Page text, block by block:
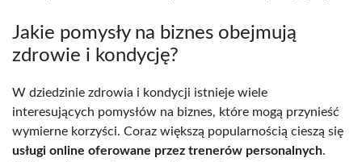
Jakie pomysły na biznes obejmują
zdrowie i kondycję?
W dziedzinie zdrowia i kondycji istnieje wiele
interesujących pomysłów na biznes, które mogą przynieść
wymierne korzyści. Coraz większą popularnością cieszą się
usługi online oferowane przez trenerów personalnych.